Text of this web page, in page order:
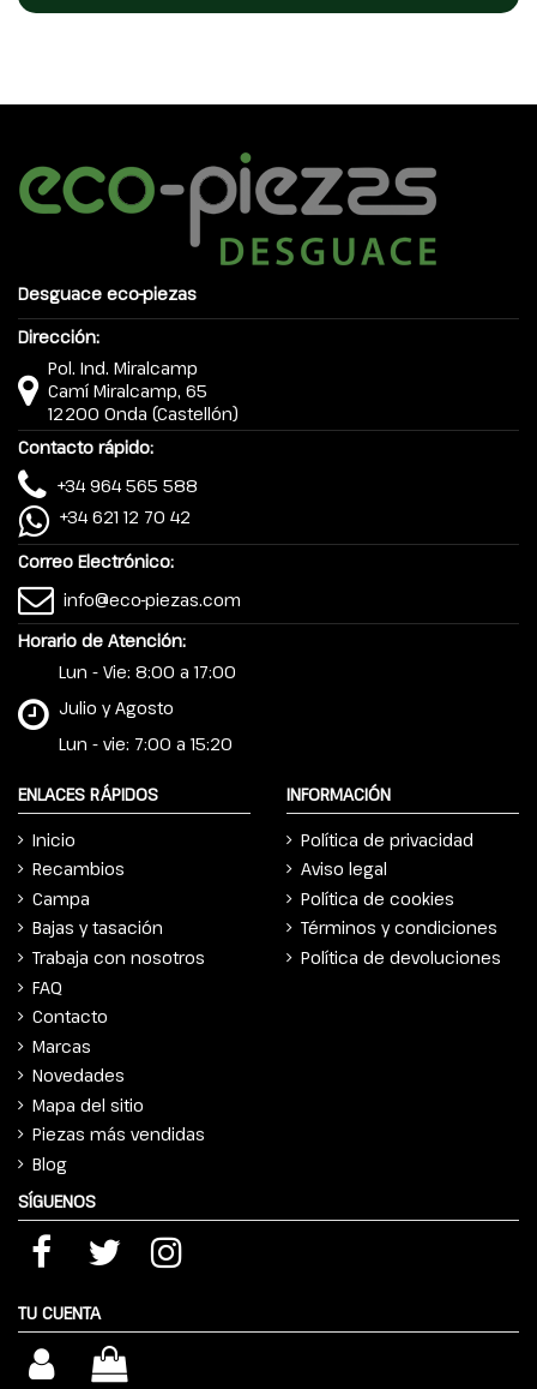
Desguace eco-piezas
Dirección:
Pol. Ind. Miralcamp
Camí Miralcamp, 65
12200 Onda (Castellón)
Contacto rápido:
+34 964 565 588
+34 621 12 70 42
Correo Electrónico:
info@eco-piezas.com
Horario de Atención:
Lun - Vie: 8:00 a 17:00
Julio y Agosto
Lun - vie: 7:00 a 15:20
ENLACES RÁPIDOS
Inicio
Recambios
Campa
Bajas y tasación
Trabaja con nosotros
FAQ
Contacto
Marcas
Novedades
Mapa del sitio
Piezas más vendidas
Blog
INFORMACIÓN
Política de privacidad
Aviso legal
Política de cookies
Términos y condiciones
Política de devoluciones
SÍGUENOS
TU CUENTA